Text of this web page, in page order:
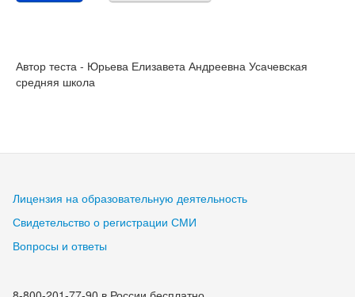
Автор теста - Юрьева Елизавета Андреевна Усачевская
средняя школа
Лицензия на образовательную деятельность
Свидетельство о регистрации СМИ
Вопросы и ответы